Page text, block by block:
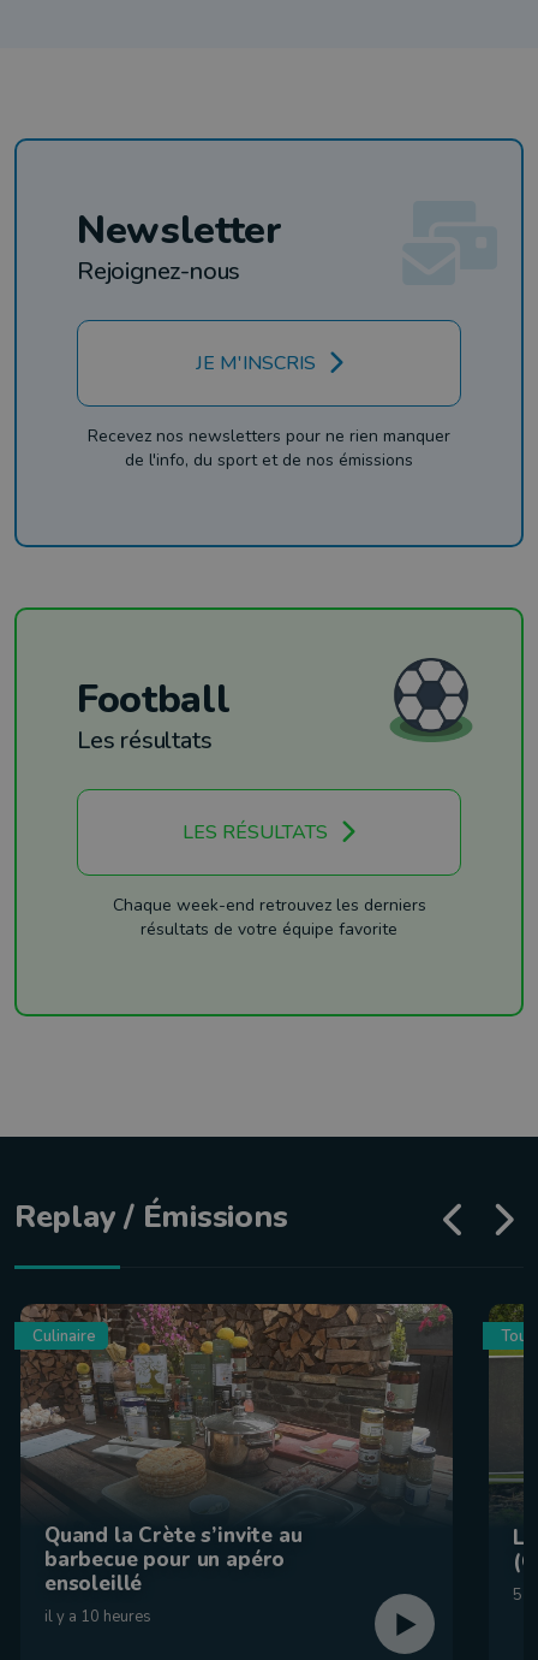
Newsletter
Rejoignez-nous
JE M'INSCRIS
Recevez nos newsletters pour ne rien manquer
de l'info, du sport et de nos émissions
Football
Les résultats
LES RÉSULTATS
Chaque week-end retrouvez les derniers
résultats de votre équipe favorite
Replay / Émissions
Culinaire
Quand la Crète s’invite au
barbecue pour un apéro
ensoleillé
il y a 10 heures
5